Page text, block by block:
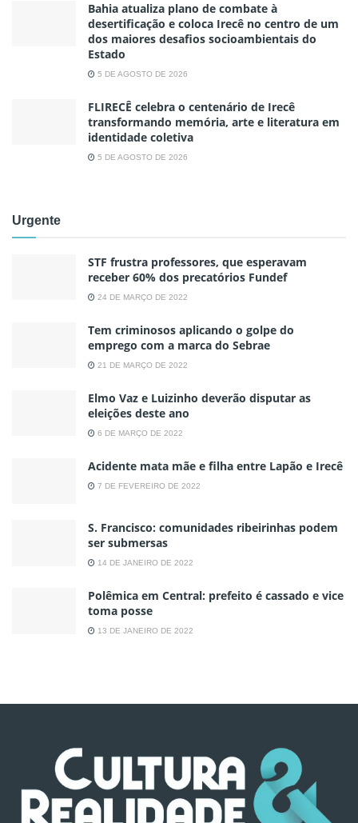
Bahia atualiza plano de combate à
desertificação e coloca Irecê no centro de um
dos maiores desafios socioambientais do
Estado
5 DE AGOSTO DE 2026
FLIRECÊ celebra o centenário de Irecê
transformando memória, arte e literatura em
identidade coletiva
5 DE AGOSTO DE 2026
Urgente
STF frustra professores, que esperavam
receber 60% dos precatórios Fundef
24 DE MARÇO DE 2022
Tem criminosos aplicando o golpe do
emprego com a marca do Sebrae
21 DE MARÇO DE 2022
Elmo Vaz e Luizinho deverão disputar as
eleições deste ano
6 DE MARÇO DE 2022
Acidente mata mãe e filha entre Lapão e Irecê
7 DE FEVEREIRO DE 2022
S. Francisco: comunidades ribeirinhas podem
ser submersas
14 DE JANEIRO DE 2022
Polêmica em Central: prefeito é cassado e vice
toma posse
13 DE JANEIRO DE 2022